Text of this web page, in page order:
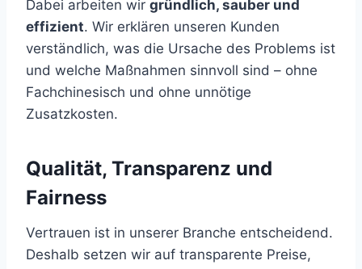
Dabei arbeiten wir gründlich, sauber und
effizient. Wir erklären unseren Kunden
verständlich, was die Ursache des Problems ist
und welche Maßnahmen sinnvoll sind – ohne
Fachchinesisch und ohne unnötige
Zusatzkosten.
Qualität, Transparenz und
Fairness
Vertrauen ist in unserer Branche entscheidend.
Deshalb setzen wir auf transparente Preise,